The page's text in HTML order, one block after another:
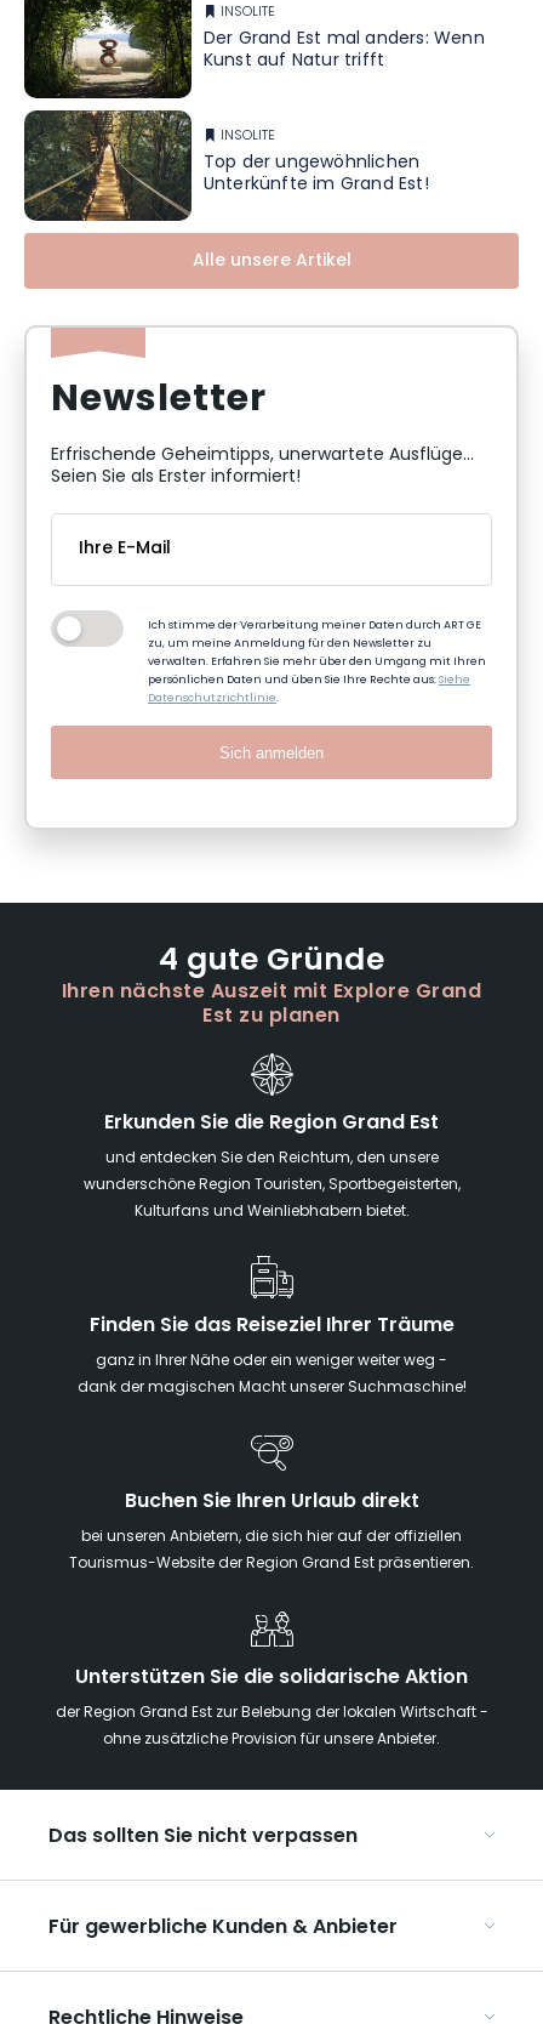
INSOLITE
Der Grand Est mal anders: Wenn
Kunst auf Natur trifft
INSOLITE
Top der ungewöhnlichen
Unterkünfte im Grand Est!
Alle unsere Artikel
Newsletter
Erfrischende Geheimtipps, unerwartete Ausflüge...
Seien Sie als Erster informiert!
Ich stimme der Verarbeitung meiner Daten durch ART GE
zu, um meine Anmeldung für den Newsletter zu
verwalten. Erfahren Sie mehr über den Umgang mit Ihren
persönlichen Daten und üben Sie Ihre Rechte aus:Siehe
Datenschutzrichtlinie.
Sich anmelden
4 gute Gründe
Ihren nächste Auszeit mit Explore Grand
Est zu planen
Erkunden Sie die Region Grand Est
und entdecken Sie den Reichtum, den unsere
wunderschöne Region Touristen, Sportbegeisterten,
Kulturfans und Weinliebhabern bietet.
Finden Sie das Reiseziel Ihrer Träume
ganz in Ihrer Nähe oder ein weniger weiter weg -
dank der magischen Macht unserer Suchmaschine!
Buchen Sie Ihren Urlaub direkt
bei unseren Anbietern, die sich hier auf der offiziellen
Tourismus-Website der Region Grand Est präsentieren.
Unterstützen Sie die solidarische Aktion
der Region Grand Est zur Belebung der lokalen Wirtschaft -
ohne zusätzliche Provision für unsere Anbieter.
Das sollten Sie nicht verpassen
Die Weihnachtsmärkte im Grand Est
Ribeauvillé, zwischen Weinbergen und Bergen
Unsere UNESCO-Welterbestätten
Für gewerbliche Kunden & Anbieter